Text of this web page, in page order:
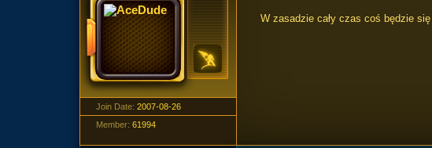
Join Date: 2007-08-26
Member: 61994
W zasadzie cały czas coś będzie